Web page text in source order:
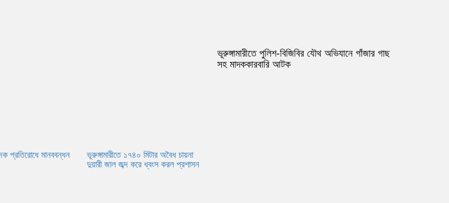
প্রতিরোধে মানববন্ধন
ভূরুঙ্গামারীতে ১৭৪০ মিটার অবৈধ চায়না
দুয়ারী জাল জব্দ করে ধ্বংস করল প্রশাসন
ভূরুঙ্গামারীতে পুলিশ-বিজিবির যৌথ অভিযানে গাঁজার গাছ
সহ মাদককারবারি আটক